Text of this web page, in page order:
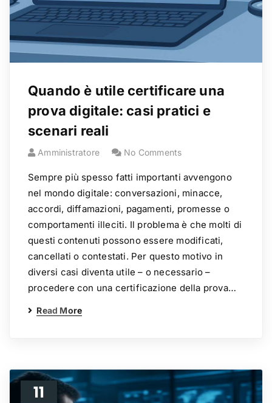
Quando è utile certificare una
prova digitale: casi pratici e
scenari reali
Amministratore No Comments
Sempre più spesso fatti importanti avvengono
nel mondo digitale: conversazioni, minacce,
accordi, diffamazioni, pagamenti, promesse o
comportamenti illeciti. Il problema è che molti di
questi contenuti possono essere modificati,
cancellati o contestati. Per questo motivo in
diversi casi diventa utile – o necessario –
procedere con una certificazione della prova…
Read More
11